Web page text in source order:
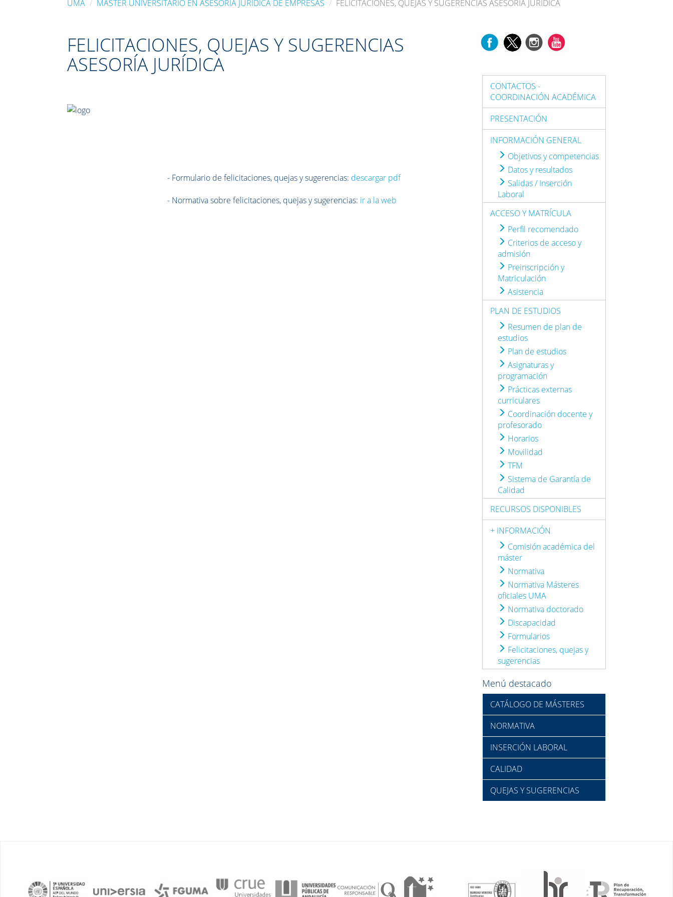
UMA MÁSTER UNIVERSITARIO EN ASESORÍA JURÍDICA DE EMPRESAS FELICITACIONES, QUEJAS Y SUGERENCIAS ASESORÍA JURÍDICA
FELICITACIONES, QUEJAS Y SUGERENCIAS
ASESORÍA JURÍDICA
- Formulario de felicitaciones, quejas y sugerencias: descargar pdf
- Normativa sobre felicitaciones, quejas y sugerencias: ir a la web
CONTACTOS -
COORDINACIÓN ACADÉMICA
PRESENTACIÓN
INFORMACIÓN GENERAL
Objetivos y competencias
Datos y resultados
Salidas / Inserción
Laboral
ACCESO Y MATRÍCULA
Perfil recomendado
Criterios de acceso y
admisión
Preinscripción y
Matriculación
Asistencia
PLAN DE ESTUDIOS
Resumen de plan de
estudios
Plan de estudios
Asignaturas y
programación
Prácticas externas
curriculares
Coordinación docente y
profesorado
Horarios
Movilidad
TFM
Sistema de Garantía de
Calidad
RECURSOS DISPONIBLES
+ INFORMACIÓN
Comisión académica del
máster
Normativa
Normativa Másteres
oficiales UMA
Normativa doctorado
Discapacidad
Formularios
Felicitaciones, quejas y
sugerencias
Menú destacado
CATÁLOGO DE MÁSTERES
NORMATIVA
INSERCIÓN LABORAL
CALIDAD
QUEJAS Y SUGERENCIAS